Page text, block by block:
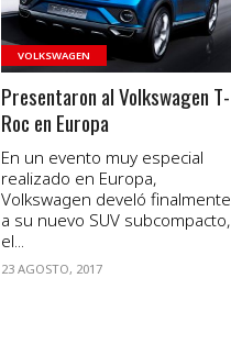
VOLKSWAGEN
Presentaron al Volkswagen T-
Roc en Europa
En un evento muy especial
realizado en Europa,
Volkswagen develó finalmente
a su nuevo SUV subcompacto,
el...
23 AGOSTO, 2017